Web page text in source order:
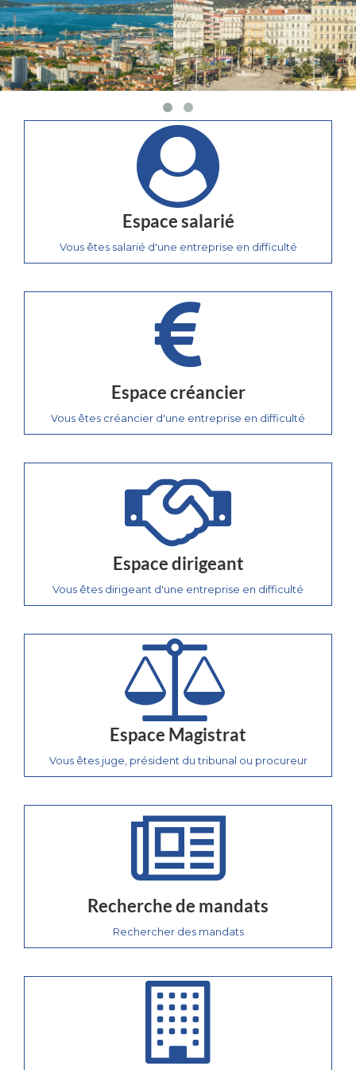
Espace salarié
Vous êtes salarié d'une entreprise en difficulté
Espace créancier
Vous êtes créancier d'une entreprise en difficulté
Espace dirigeant
Vous êtes dirigeant d'une entreprise en difficulté
Espace Magistrat
Vous êtes juge, président du tribunal ou procureur
Recherche de mandats
Rechercher des mandats